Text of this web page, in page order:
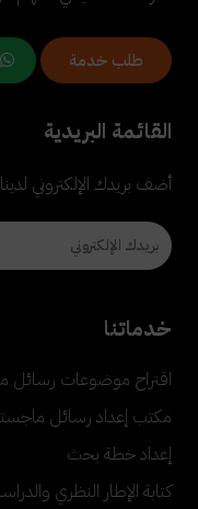
طلب خدمة
القائمة البريدية
أضف بريدك الإلكتروني
خدماتنا
اقتراح موضوعات رسائل
مكتب إعداد رسائل
إعداد خطة بحث
كتابة الإطار النظري